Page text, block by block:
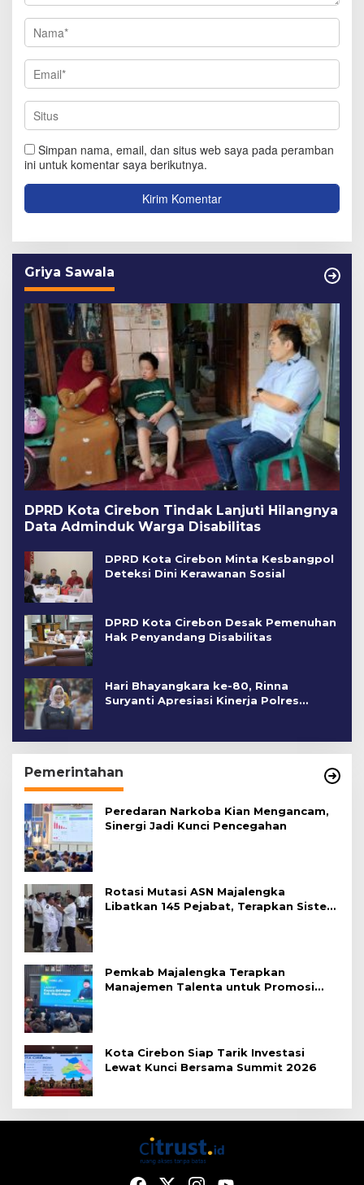
Simpan nama, email, dan situs web saya pada peramban
ini untuk komentar saya berikutnya.
Griya Sawala
DPRD Kota Cirebon Tindak Lanjuti Hilangnya
Data Adminduk Warga Disabilitas
DPRD Kota Cirebon Minta Kesbangpol
Deteksi Dini Kerawanan Sosial
DPRD Kota Cirebon Desak Pemenuhan
Hak Penyandang Disabilitas
Hari Bhayangkara ke-80, Rinna
Suryanti Apresiasi Kinerja Polres
Pemerintahan
Peredaran Narkoba Kian Mengancam,
Sinergi Jadi Kunci Pencegahan
Rotasi Mutasi ASN Majalengka
Libatkan 145 Pejabat, Terapkan Sistem
Pemkab Majalengka Terapkan
Manajemen Talenta untuk Promosi
Kota Cirebon Siap Tarik Investasi
Lewat Kunci Bersama Summit 2026